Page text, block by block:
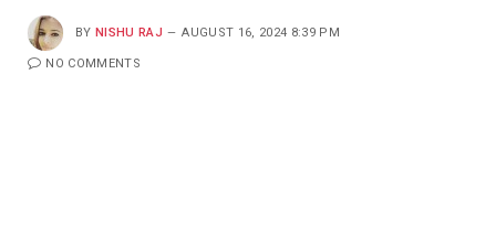
BY NISHU RAJ AUGUST 16, 2024 8:39 PM
NO COMMENTS